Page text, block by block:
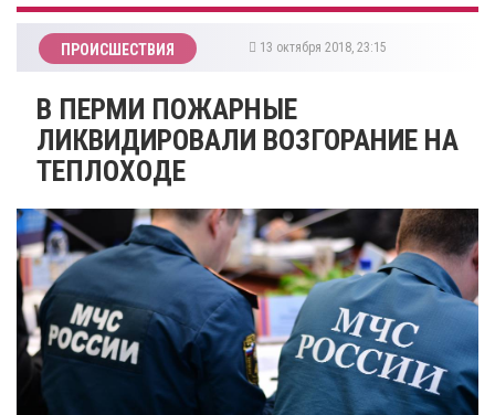
ПРОИСШЕСТВИЯ 13 октября 2018, 23:15
В ПЕРМИ ПОЖАРНЫЕ
ЛИКВИДИРОВАЛИ ВОЗГОРАНИЕ НА
ТЕПЛОХОДЕ